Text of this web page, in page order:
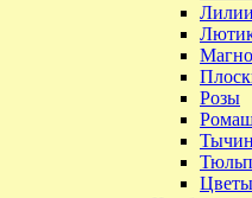
Лилии
Розы